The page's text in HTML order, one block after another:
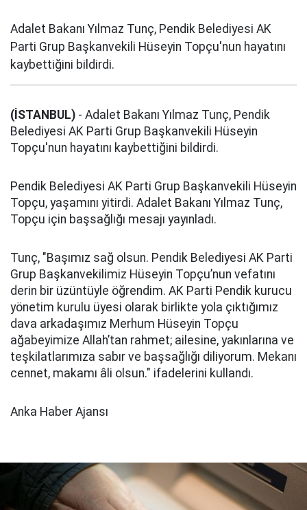
Adalet Bakanı Yılmaz Tunç, Pendik Belediyesi AK
Parti Grup Başkanvekili Hüseyin Topçu'nun hayatını
kaybettiğini bildirdi.
(İSTANBUL) - Adalet Bakanı Yılmaz Tunç, Pendik
Belediyesi AK Parti Grup Başkanvekili Hüseyin
Topçu'nun hayatını kaybettiğini bildirdi.
Pendik Belediyesi AK Parti Grup Başkanvekili Hüseyin
Topçu, yaşamını yitirdi. Adalet Bakanı Yılmaz Tunç,
Topçu için başsağlığı mesajı yayınladı.
Tunç, "Başımız sağ olsun. Pendik Belediyesi AK Parti
Grup Başkanvekilimiz Hüseyin Topçu’nun vefatını
derin bir üzüntüyle öğrendim. AK Parti Pendik kurucu
yönetim kurulu üyesi olarak birlikte yola çıktığımız
dava arkadaşımız Merhum Hüseyin Topçu
ağabeyimize Allah’tan rahmet; ailesine, yakınlarına ve
teşkilatlarımıza sabır ve başsağlığı diliyorum. Mekanı
cennet, makamı âli olsun." ifadelerini kullandı.
Anka Haber Ajansı